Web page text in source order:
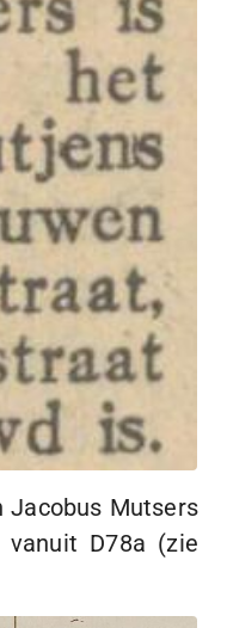
Jacobus Mutsers
D78a (zie